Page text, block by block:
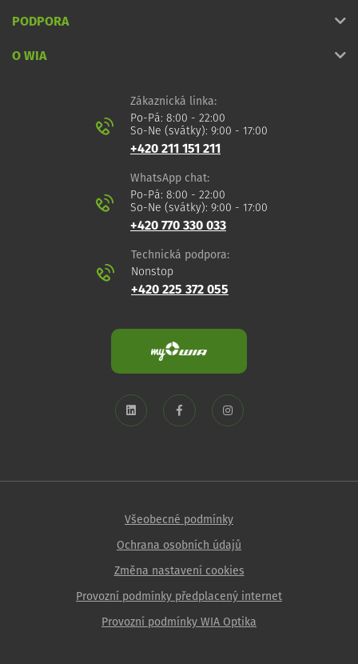
PODPORA
O WIA
Zákaznická linka:
Po-Pá: 8:00 - 22:00
So-Ne (svátky): 9:00 - 17:00
+420 211 151 211
WhatsApp chat:
Po-Pá: 8:00 - 22:00
So-Ne (svátky): 9:00 - 17:00
+420 770 330 033
Technická podpora:
Nonstop
+420 225 372 055
Všeobecné podmínky
Ochrana osobních údajů
Změna nastavení cookies
Provozní podmínky předplacený internet
Provozní podmínky WIA Optika